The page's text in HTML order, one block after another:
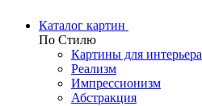
Каталог картин
По Стилю
Картины для интерьера
Реализм
Импрессионизм
Абстракция